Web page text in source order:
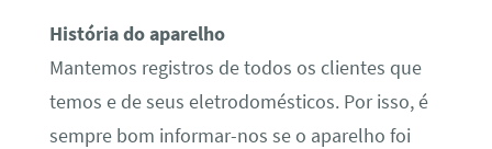
História do aparelho
Mantemos registros de todos os clientes que
temos e de seus eletrodomésticos. Por isso, é
sempre bom informar-nos se o aparelho foi